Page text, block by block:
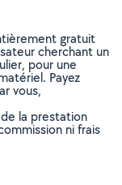
gratuit
cherchant un
pour une
Payez
vous,
la prestation
ni frais